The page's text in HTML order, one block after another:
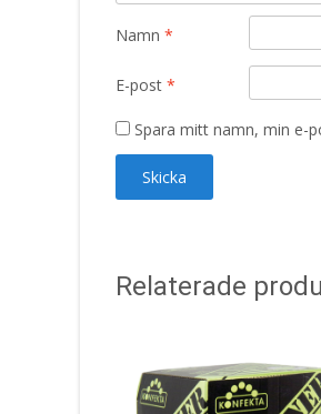
Namn *
E-post *
Spara mitt namn, min e-
Relaterade